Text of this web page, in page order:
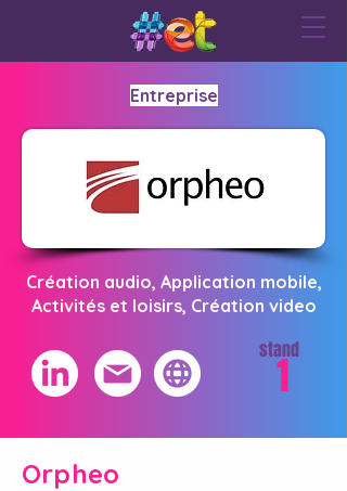
Entreprise
Création audio, Application mobile,
Activités et loisirs, Création video
1
stand
Orpheo